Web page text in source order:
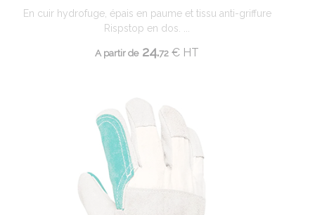
En cuir hydrofuge, épais en paume et tissu anti-griffure
Rispstop en dos. ...
A partir de24.72 € HT